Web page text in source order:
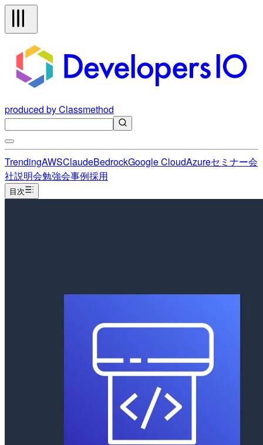
produced by Classmethod
TrendingAWSClaudeBedrockGoogle CloudAzureセミナー会
社説明会勉強会事例採用
目次